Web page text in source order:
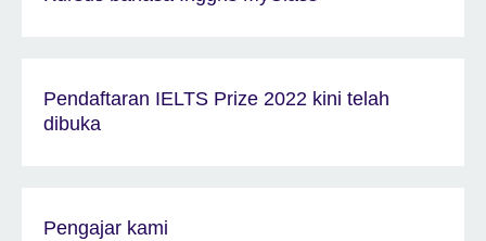
Pendaftaran IELTS Prize 2022 kini telah
dibuka
Pengajar kami